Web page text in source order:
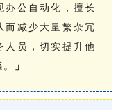
办公自动化，擅长
而减少大量繁杂冗
人员，切实提升他
」